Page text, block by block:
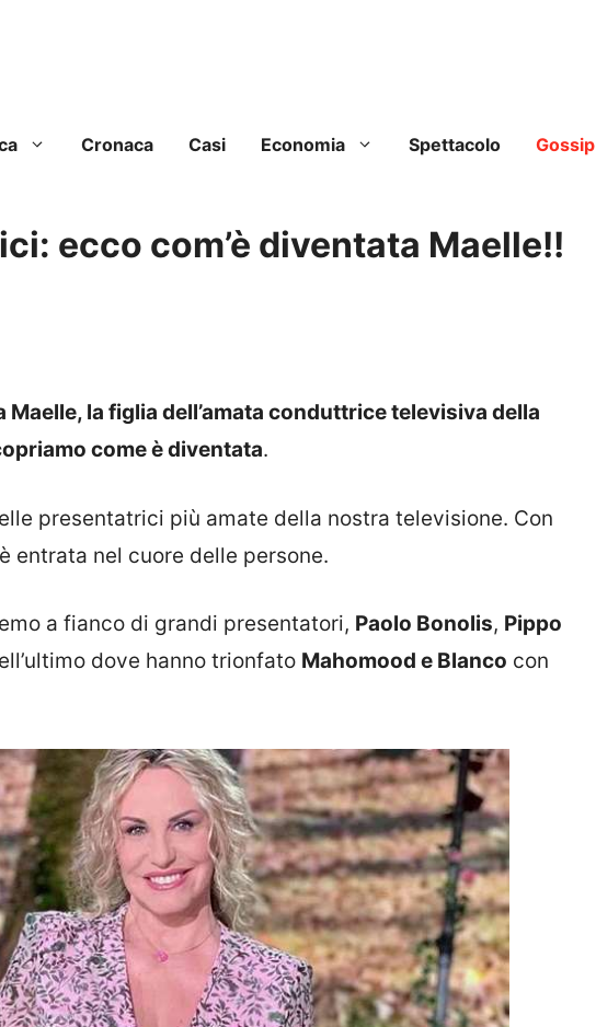
Cronaca Casi Economia Spettacolo Gossip
ecco com’è diventata Maelle!!
la figlia dell’amata conduttrice televisiva della
come è diventata.
presentatrici più amate della nostra televisione. Con
entrata nel cuore delle persone.
a fianco di grandi presentatori, Paolo Bonolis, Pippo
dove hanno trionfato Mahomood e Blanco con